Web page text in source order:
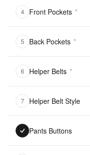
4 Front Pockets *
5 Back Pockets *
6 Helper Belts *
7 Helper Belt Style
Pants Buttons